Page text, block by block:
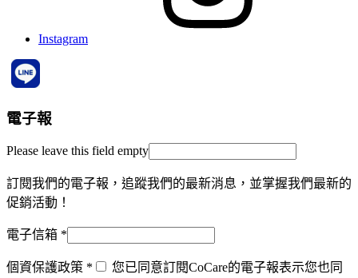
Instagram
電子報
Please leave this field empty
訂閱我們的電子報，追蹤我們的最新消息，並掌握我們最新的
促銷活動！
電子信箱 *
個資保護政策 *
您已同意訂閱CoCare的電子報表示您也同